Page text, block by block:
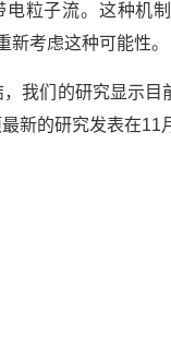
粒子流。这种机
考虑这种可能性。
我们的研究显示
新的研究发表在11